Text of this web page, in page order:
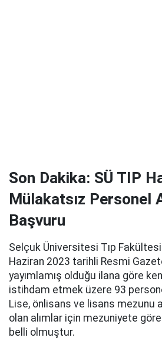
Son Dakika: SÜ TIP
Mülakatsız Personel
Başvuru
Selçuk Üniversitesi Tıp
Haziran 2023 tarihli Resmi
yayımlamış olduğu ilana göre
istihdam etmek üzere 93
Lise, önlisans ve lisans mezunu
olan alımlar için mezuniyete göre
belli olmuştur.